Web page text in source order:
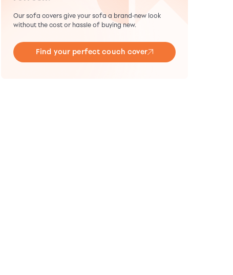
Our sofa covers give your sofa a brand-new look
without the cost or hassle of buying new.
Find your perfect couch cover